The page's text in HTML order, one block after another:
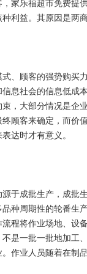
家乐福超市免费提
利益。其原因是两
式、顾客的强势购买
息社会的信息低成
，大部分情况是企
顾客来确定，而价
达时才有意义。
于成批生产，成批
种周期性的轮番生产
程将作业场地、设
是一批一批地加工
作业人员随着在制